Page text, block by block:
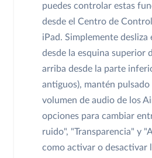
puedes controlar estas
desde el Centro de
iPad. Simplemente desliza
desde la esquina superior
arriba desde la parte
antiguos), mantén
volumen de audio de los
opciones para cambiar
ruido", "Transparencia" y
como activar o desactivar